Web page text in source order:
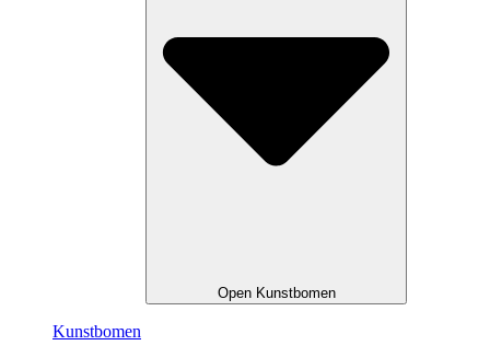
Open Kunstbomen
Kunstbomen